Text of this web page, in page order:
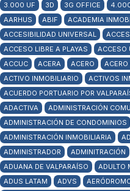
3.000 UF
3D 3G OFFICE
AARHUS
ABIF ACADEMIA
ACCESIBILIDAD UNIVERSAL
ACCESO LIBRE A PLAYAS
ACCESO
ACCUC
ACERA ACERO
ACTIVO INMOBILIARIO
ACTIVOS
ACUERDO PORTUARIO POR
ADACTIVA
ADMINISTRACIÓN
ADMINISTRACIÓN DE CONDOMINIOS
ADMINISTRACIÓN INMOBILIARIA
ADMINISTRADOR
ADMINITRACIÓN
ADUANA DE VALPARAÍSO
ADULTO
ADUS LATAM
ADVS